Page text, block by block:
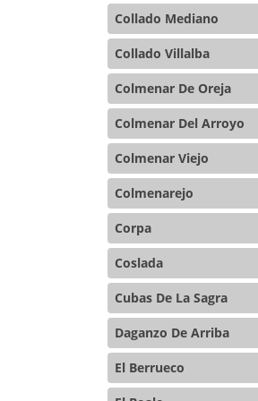
Collado Mediano
Collado Villalba
Colmenar De Oreja
Colmenar Del Arroyo
Colmenar Viejo
Colmenarejo
Corpa
Coslada
Cubas De La Sagra
Daganzo De Arriba
El Berrueco